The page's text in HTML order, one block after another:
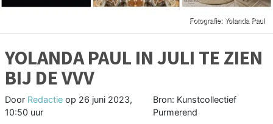
YOLANDA PAUL IN JULI TE ZIEN
BIJ DE VVV
Door Redactie op 26 juni 2023,
10:50 uur
Bron: Kunstcollectief
Purmerend